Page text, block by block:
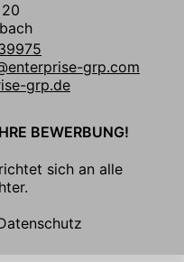
grp.com
grp.de
BEWERBUNG!
sich an alle